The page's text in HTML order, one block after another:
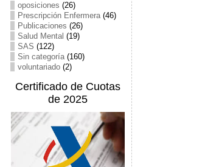
oposiciones (26)
Prescripción Enfermera(46)
Publicaciones (26)
Salud Mental (19)
SAS (122)
Sin categoría(160)
voluntariado(2)
Certificado de Cuotas
de 2025